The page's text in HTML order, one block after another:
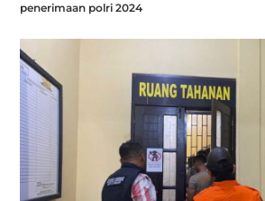
penerimaan polri 2024